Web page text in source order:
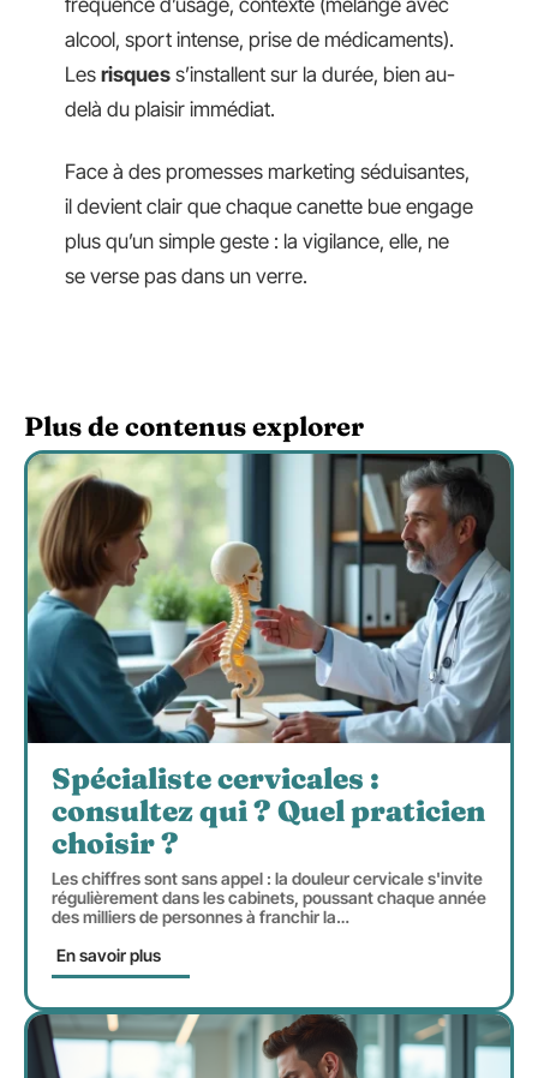
fréquence d’usage, contexte (mélange avec
alcool, sport intense, prise de médicaments).
Les risques s’installent sur la durée, bien au-
delà du plaisir immédiat.
Face à des promesses marketing séduisantes,
il devient clair que chaque canette bue engage
plus qu’un simple geste : la vigilance, elle, ne
se verse pas dans un verre.
Plus de contenus explorer
Spécialiste cervicales :
consultez qui ? Quel praticien
choisir ?
Les chiffres sont sans appel : la douleur cervicale s'invite
régulièrement dans les cabinets, poussant chaque année
des milliers de personnes à franchir la…
En savoir plus